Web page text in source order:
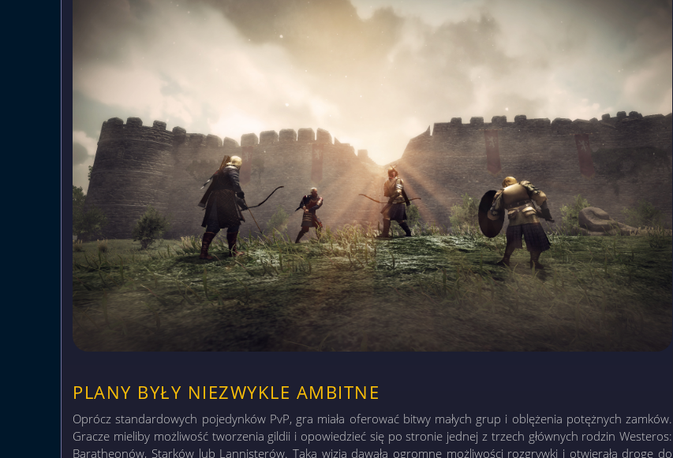
PLANY BYŁY NIEZWYKLE AMBITNE
Oprócz standardowych pojedynków PvP, gra miała oferować bitwy małych grup i oblężenia potężnych zamków.
Gracze mieliby możliwość tworzenia gildii i opowiedzieć się po stronie jednej z trzech głównych rodzin Westeros:
Baratheonów, Starków lub Lannisterów. Taka wizja dawała ogromne możliwości rozgrywki i otwierała drogę do